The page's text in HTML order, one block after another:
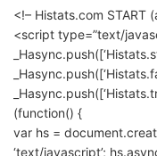
<!– Histats.com START
<script type=”text/
(function() {
var hs =
‘text/javascript’;